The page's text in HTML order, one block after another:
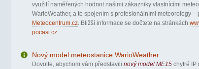
využití naměřených hodnot našimi zákazníky vlastnícími
WarioWeather, a to spojením s profesionálními meteorology –
Meteocentrum.cz . Bližší informace se dočtete na stránkách
pocasi.cz
Nový model meteostanice WarioWeather
Dovolte, abychom vám představili nový model ME15 chytré IP